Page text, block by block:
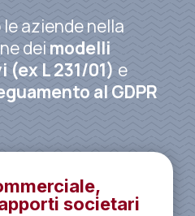
aziende nella
dei modelli
L 231/01) e
al GDPR
societari